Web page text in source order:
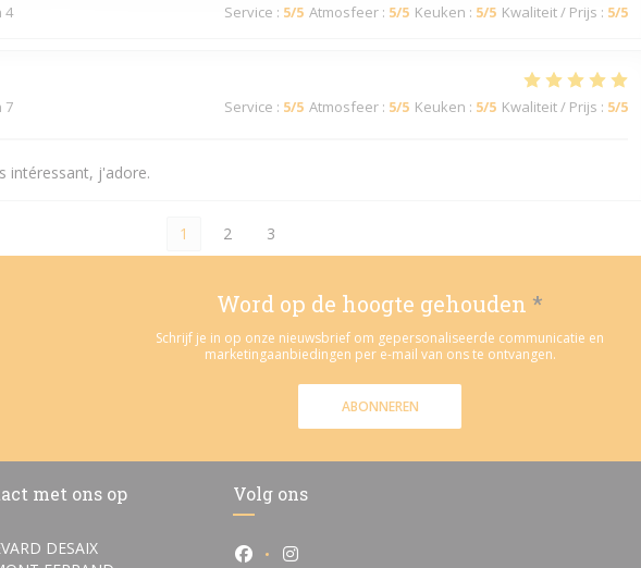
4 Service : 5/5 Atmosfeer: 5/5 Keuken : 5/5 Kwaliteit / Prijs : 5/5
7 Service : 5/5 Atmosfeer: 5/5 Keuken : 5/5 Kwaliteit / Prijs : 5/5
intéressant, j'adore.
1 2 3
Word op de hoogte gehouden *
Schrijf je in op onze nieuwsbrief om gepersonaliseerde communicatie en
marketingaanbiedingen per e-mail van ons te ontvangen.
ABONNEREN
met ons op
DESAIX
Volg ons